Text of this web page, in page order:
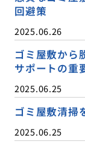
回避策
2025.06.26
ゴミ屋敷から
サポートの重
2025.06.25
ゴミ屋敷清掃
2025.06.25